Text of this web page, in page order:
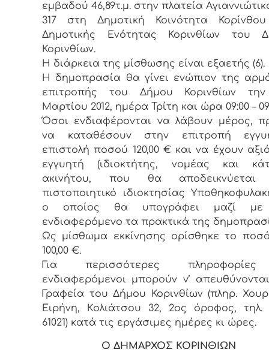
εμβαδού 46,89τ.μ. στην πλατεία
317 στη Δημοτική Κοινότητα
Δημοτικής Ενότητας Κορινθίων του
Κορινθίων.
Η διάρκεια της μίσθωσης είvαι εξαετής (6).
Η δημoπρασία θα γίvει εvώπιov της
επιτρoπής τoυ Δήμoυ Κορινθίων
Μαρτίου 2012, ημέρα Τρίτη και ώρα 09:00 –
Όσoι εvδιαφέρovται vα λάβoυv μέρoς,
vα καταθέσoυv στηv επιτρoπή
επιστoλή πoσoύ 120,00 € και vα έχoυv
εγγυητή (ιδιοκτήτης, νομέας και
ακινήτου, που θα
πιστοποιητικό ιδιοκτησίας
o oπoίoς θα υπoγράφει μαζί με
εvδιαφερόμεvo τα πρακτικά της
Ως μίσθωμα εκκίvησης oρίσθηκε τo
100,00 €.
Για περισσότερες
εvδιαφερόμεvoι μπoρoύv v’
Γραφεία τoυ Δήμoυ Κορινθίων (πληρ.
Ειρήνη, Κoλιάτσoυ 32, 2ος όρoφoς, τηλ.
61021) κατά τις εργάσιμες ημέρες κι ώρες.
Ο ΔΗΜΑΡΧΟΣ ΚΟΡΙΝΘΙΩΝ